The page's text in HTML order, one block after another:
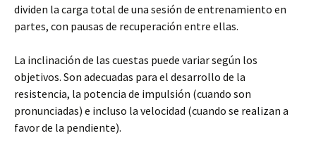
dividen la carga total de una sesión de entrenamiento en
partes, con pausas de recuperación entre ellas.
La inclinación de las cuestas puede variar según los
objetivos. Son adecuadas para el desarrollo de la
resistencia, la potencia de impulsión (cuando son
pronunciadas) e incluso la velocidad (cuando se realizan a
favor de la pendiente).